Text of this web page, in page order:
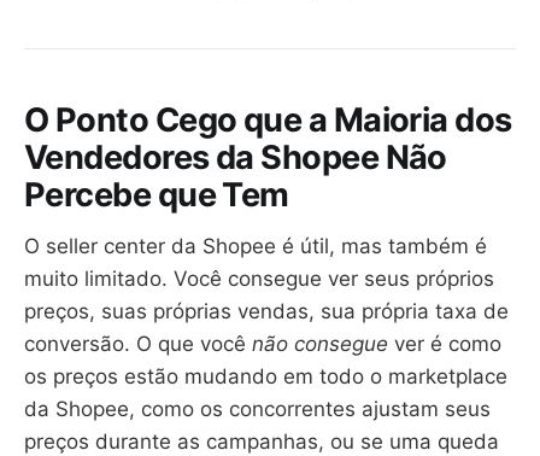
O Ponto Cego que a Maioria dos
Vendedores da Shopee Não
Percebe que Tem
O seller center da Shopee é útil, mas também é
muito limitado. Você consegue ver seus próprios
preços, suas próprias vendas, sua própria taxa de
conversão. O que você não consegue ver é como
os preços estão mudando em todo o marketplace
da Shopee, como os concorrentes ajustam seus
preços durante as campanhas, ou se uma queda